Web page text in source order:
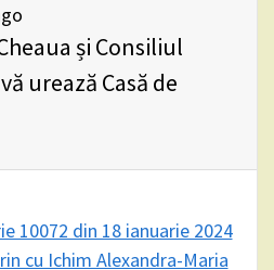
și Consiliul
urează Casă de
10072 din 18 ianuarie 2024
cu Ichim Alexandra-Maria